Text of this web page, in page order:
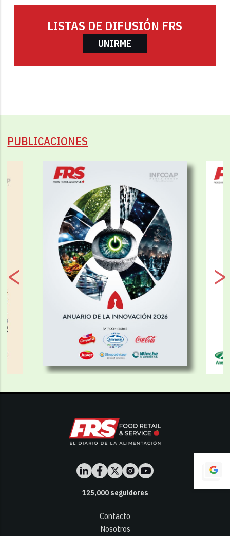
LISTAS DE DIFUSIÓN FRS
UNIRME
PUBLICACIONES
125,000seguidores
Contacto
Nosotros